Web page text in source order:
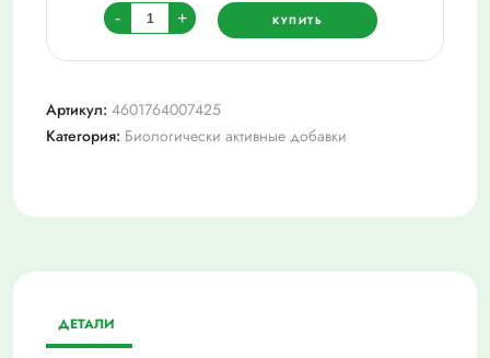
-
Количество
товара
Неотрависил
со
вкусом
2,5
№24
+ КУПИТЬ
Артикул: 4601764007425
Категория: Биологически активные добавки
ДЕТАЛИ